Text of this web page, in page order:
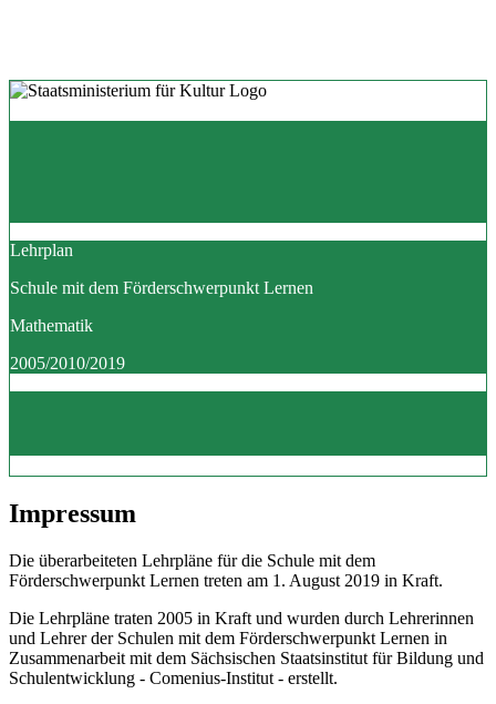
Lehrplan
Schule mit dem Förderschwerpunkt Lernen
Mathematik
2005/2010/2019
Impressum
Die überarbeiteten Lehrpläne für die Schule mit dem
Förderschwerpunkt Lernen treten am 1. August 2019 in Kraft.
Die Lehrpläne traten 2005 in Kraft und wurden durch Lehrerinnen
und Lehrer der Schulen mit dem Förderschwerpunkt Lernen in
Zusammenarbeit mit dem Sächsischen Staatsinstitut für Bildung und
Schulentwicklung - Comenius-Institut - erstellt.